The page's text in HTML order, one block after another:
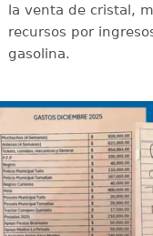
la venta de cristal,
recursos por
gasolina.